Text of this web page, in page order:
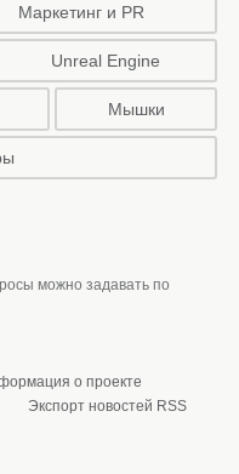
Маркетинг и PR
Unreal Engine
Мышки
можно задавать по
о проекте
Экспорт новостей RSS